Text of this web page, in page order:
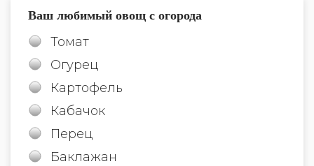
Ваш любимый овощ с огорода
Томат
Огурец
Картофель
Кабачок
Перец
Баклажан